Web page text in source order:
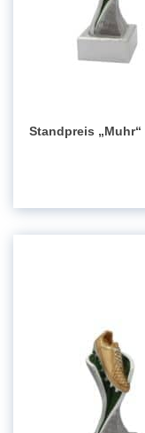
Standpreis